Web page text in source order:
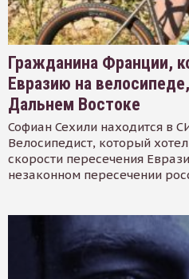
Гражданина Франции,
Евразию на
Дальнем Востоке
Софиан Сехили находится в
Велосипедист, который
скорости пересечения
незаконном пересечении